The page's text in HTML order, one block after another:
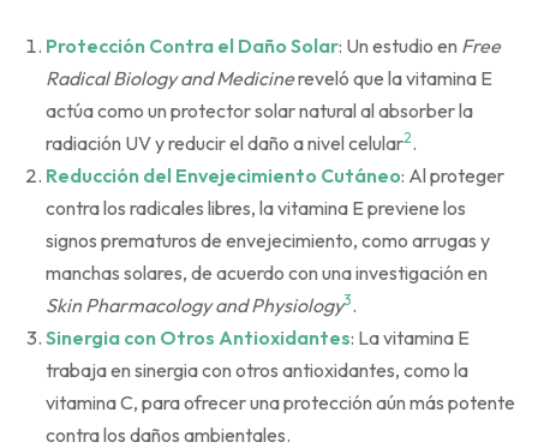
Protección Contra el Daño Solar: Un estudio en Free
Radical Biology and Medicinereveló que la vitamina E
actúa como un protector solar natural al absorber la
radiación UV y reducir el daño a nivel celular2.
Reducción del Envejecimiento Cutáneo: Al proteger
contra los radicales libres, la vitamina E previene los
signos prematuros de envejecimiento, como arrugas y
manchas solares, de acuerdo con una investigación en
Skin Pharmacology and Physiology3.
Sinergia con Otros Antioxidantes: La vitamina E
trabaja en sinergia con otros antioxidantes, como la
vitamina C, para ofrecer una protección aún más potente
contra los daños ambientales.